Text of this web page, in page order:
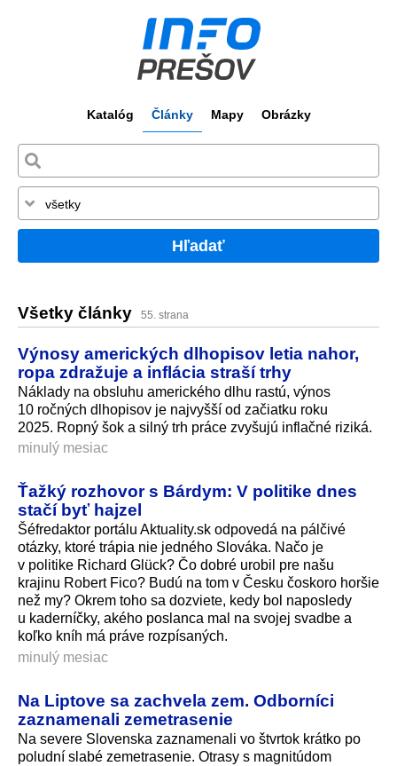
Katalóg Články Mapy Obrázky
Hľadať
Všetky články 55. strana
Výnosy amerických dlhopisov letia nahor,
ropa zdražuje a inflácia straší trhy
Náklady na obsluhu amerického dlhu rastú, výnos
10 ročných dlhopisov je najvyšší od začiatku roku
2025. Ropný šok a silný trh práce zvyšujú inflačné riziká.
minulý mesiac
Ťažký rozhovor s Bárdym: V politike dnes
stačí byť hajzel
Šéfredaktor portálu Aktuality.sk odpovedá na pálčivé
otázky, ktoré trápia nie jedného Slováka. Načo je
v politike Richard Glück? Čo dobré urobil pre našu
krajinu Robert Fico? Budú na tom v Česku čoskoro horšie
než my? Okrem toho sa dozviete, kedy bol naposledy
u kaderníčky, akého poslanca mal na svojej svadbe a
koľko kníh má práve rozpísaných.
minulý mesiac
Na Liptove sa zachvela zem. Odborníci
zaznamenali zemetrasenie
Na severe Slovenska zaznamenali vo štvrtok krátko po
poludní slabé zemetrasenie. Otrasy s magnitúdom